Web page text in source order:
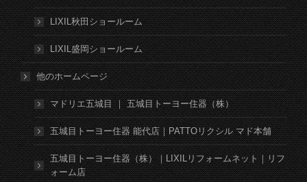
LIXIL秋田ショールーム
LIXIL盛岡ショールーム
他のホームページ
マドリエ五城目 ｜ 五城目トーヨー住器（株）
五城目トーヨー住器 能代店｜PATTOリクシル マド本舗
五城目トーヨー住器（株）｜LIXILリフォームネット｜リフ
ォーム店